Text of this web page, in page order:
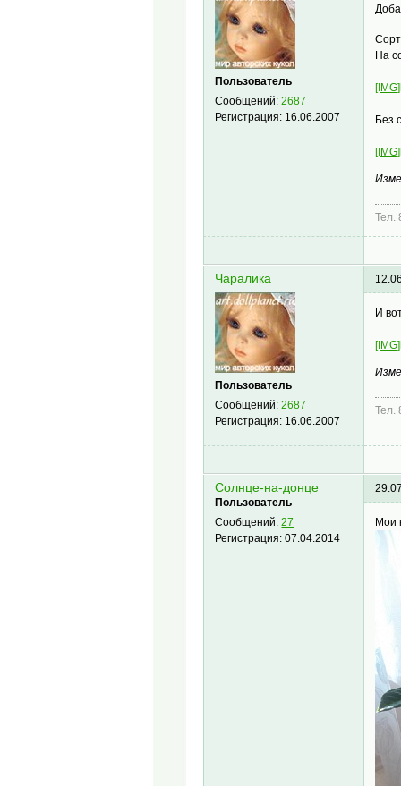
Пользователь
Сообщений:2687
Регистрация: 16.06.2007
На
Без
Тел.
Чаралика
Пользователь
Сообщений:2687
Регистрация: 16.06.2007
И
Тел.
Солнце-на-донце
Пользователь
Сообщений:27
Регистрация:07.04.2014
Мои